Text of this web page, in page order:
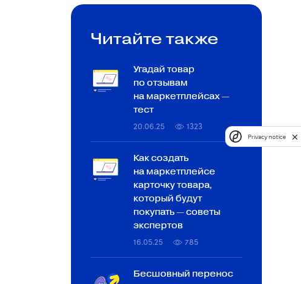
Читайте также
Угадай товар
по отзывам
на маркетплейсах —
тест
20.06.25 1323
Как создать
на маркетплейсе
карточку товара,
который будут
покупать — советы
экспертов
16.05.25 785
Бесшовный перенос
Privacy notice